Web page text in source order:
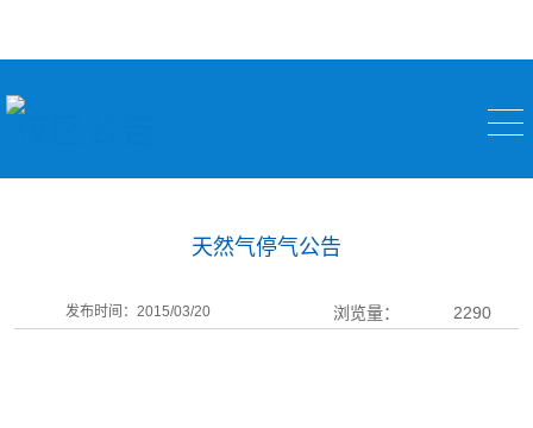
天然气停气公告
发布时间：2015/03/20 浏览量： 2290